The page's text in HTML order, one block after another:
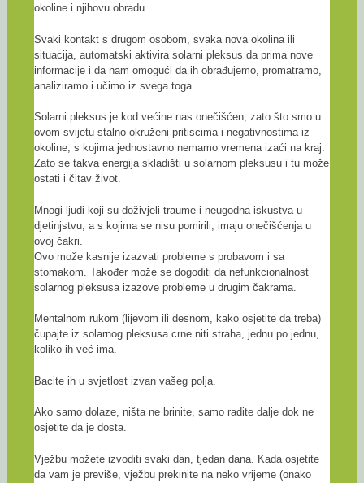
okoline i njihovu obradu.
Svaki kontakt s drugom osobom, svaka nova okolina ili
situacija, automatski aktivira solarni pleksus da prima nove
informacije i da nam omogući da ih obrađujemo, promatramo,
analiziramo i učimo iz svega toga.
Solarni pleksus je kod većine nas onečišćen, zato što smo u
ovom svijetu stalno okruženi pritiscima i negativnostima iz
okoline, s kojima jednostavno nemamo vremena izaći na kraj.
Zato se takva energija skladišti u solarnom pleksusu i tu može
ostati i čitav život.
Mnogi ljudi koji su doživjeli traume i neugodna iskustva u
djetinjstvu, a s kojima se nisu pomirili, imaju onečišćenja u
ovoj čakri.
Ovo može kasnije izazvati probleme s probavom i sa
stomakom. Također može se dogoditi da nefunkcionalnost
solarnog pleksusa izazove probleme u drugim čakrama.
Mentalnom rukom (lijevom ili desnom, kako osjetite da treba)
čupajte iz solarnog pleksusa crne niti straha, jednu po jednu,
koliko ih već ima.
Bacite ih u svjetlost izvan vašeg polja.
Ako samo dolaze, ništa ne brinite, samo radite dalje dok ne
osjetite da je dosta.
Vježbu možete izvoditi svaki dan, tjedan dana. Kada osjetite
da vam je previše, vježbu prekinite na neko vrijeme (onako